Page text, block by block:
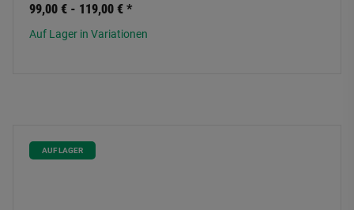
99,00 € - 119,00 € *
Auf Lager in Variationen
AUF LAGER